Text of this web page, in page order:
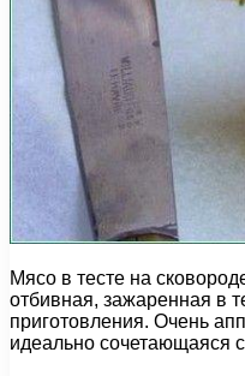
Мясо в тесте на
отбивная, зажаренная в
приготовления. Очень
идеально сочетающаяся